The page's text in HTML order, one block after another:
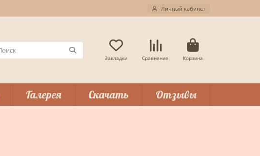
Личный кабинет
Закладки Сравнение Корзина
Галерея Скачать Отзывы